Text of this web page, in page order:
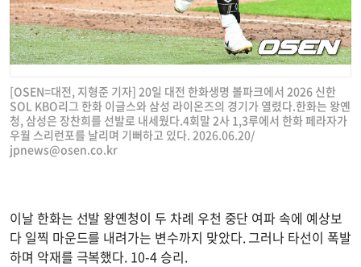
[OSEN=대전, 지형준 기자] 20일 대전 한화생명 볼파크에서 2026 신한
SOL KBO리그 한화 이글스와 삼성 라이온즈의 경기가 열렸다.한화는 왕옌
청, 삼성은 장찬희를 선발로 내세웠다.4회말 2사 1,3루에서 한화 페라자가
우월 스리런포를 날리며 기뻐하고 있다. 2026.06.20/
jpnews@osen.co.kr
이날 한화는 선발 왕옌청이 두 차례 우천 중단 여파 속에 예상보
다 일찍 마운드를 내려가는 변수까지 맞았다. 그러나 타선이 폭발
하며 악재를 극복했다. 10-4 승리.